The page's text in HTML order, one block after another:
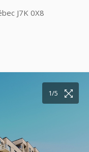
J7K 0X8
1/5
2/5
3/5
4/5
5/5